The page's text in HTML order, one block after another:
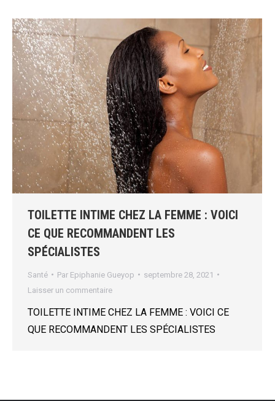
TOILETTE INTIME CHEZ LA FEMME : VOICI
CE QUE RECOMMANDENT LES
SPÉCIALISTES
Santé Par Epiphanie Gueyop
septembre 28, 2021
Laisser un commentaire
TOILETTE INTIME CHEZ LA FEMME : VOICI CE
QUE RECOMMANDENT LES SPÉCIALISTES